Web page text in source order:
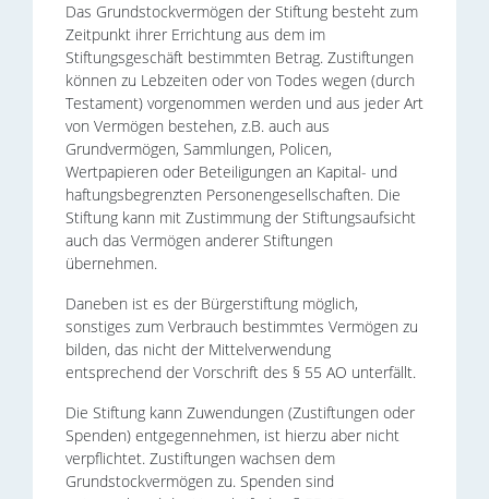
Das Grundstockvermögen der Stiftung besteht zum
Zeitpunkt ihrer Errichtung aus dem im
Stiftungsgeschäft bestimmten Betrag. Zustiftungen
können zu Lebzeiten oder von Todes wegen (durch
Testament) vorgenommen werden und aus jeder Art
von Vermögen bestehen, z.B. auch aus
Grundvermögen, Sammlungen, Policen,
Wertpapieren oder Beteiligungen an Kapital- und
haftungsbegrenzten Personengesellschaften. Die
Stiftung kann mit Zustimmung der Stiftungsaufsicht
auch das Vermögen anderer Stiftungen
übernehmen.
Daneben ist es der Bürgerstiftung möglich,
sonstiges zum Verbrauch bestimmtes Vermögen zu
bilden, das nicht der Mittelverwendung
entsprechend der Vorschrift des § 55 AO unterfällt.
Die Stiftung kann Zuwendungen (Zustiftungen oder
Spenden) entgegennehmen, ist hierzu aber nicht
verpflichtet. Zustiftungen wachsen dem
Grundstockvermögen zu. Spenden sind